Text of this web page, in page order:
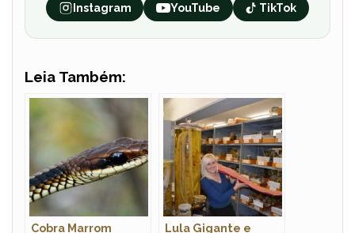
Instagram YouTube TikTok
Leia Também:
Cobra Marrom
Lula Gigante e